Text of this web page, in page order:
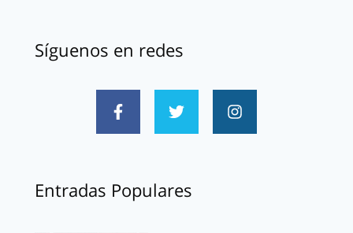
Síguenos en redes
Entradas Populares